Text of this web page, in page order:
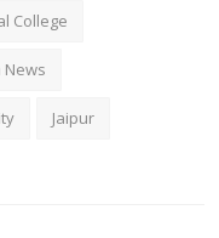
College
News
Jaipur